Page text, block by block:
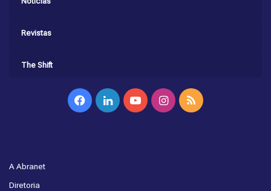
Revistas
The Shift
FacebookLinkedinYouTubeInstagram
RSS
A Abranet
Diretoria